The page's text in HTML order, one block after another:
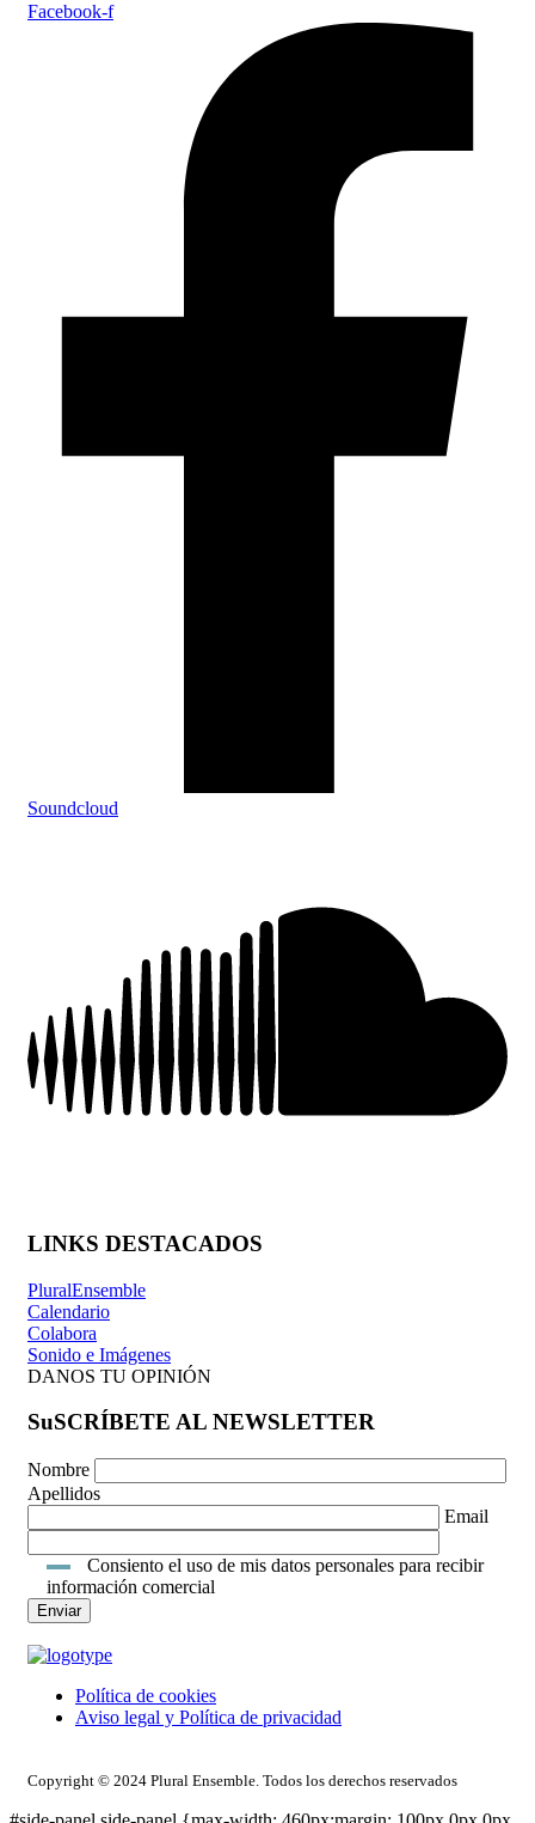
Facebook-f
Soundcloud
LINKS DESTACADOS
PluralEnsemble
Calendario
Colabora
Sonido e Imágenes
DANOS TU OPINIÓN
SuSCRÍBETE AL NEWSLETTER
Nombre
Apellidos
Email
Consiento el uso de mis datos personales para recibir
información comercial
Política de cookies
Aviso legal y Política de privacidad
Copyright © 2024 Plural Ensemble. Todos los derechos reservados